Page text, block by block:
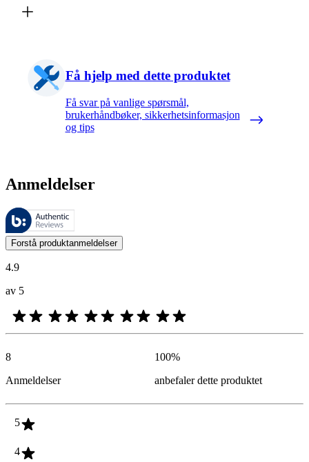
Få hjelp med dette produktet
Få svar på vanlige spørsmål,
brukerhåndbøker, sikkerhetsinformasjon
og tips
Anmeldelser
Disse anmeldelsene forvaltes av Bazaarvoice og overholder
Kundenes meninger i form av produkt- og stjernevurdering er
Forstå produktanmeldelser
4.9
av 5
8
Anmeldelser
100%
anbefaler dette produktet
5
4